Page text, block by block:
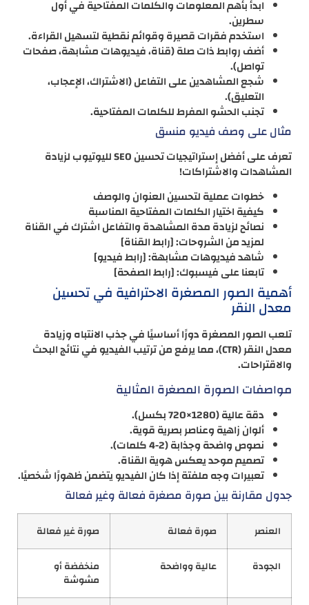
ابدأ بأهم المعلومات والكلمات المفتاحية في أول
سطرين.
استخدم فقرات قصيرة وقوائم نقطية لتسهيل القراءة.
أضف روابط ذات صلة (قناة، فيديوهات مشابهة، صفحات
تواصل).
شجع المشاهدين على التفاعل (الاشتراك، الإعجاب،
التعليق).
تجنب الحشو المفرط للكلمات المفتاحية.
مثال على وصف فيديو منسق
تعرف على أفضل إستراتيجيات تحسين SEO لليوتيوب لزيادة
المشاهدات والاشتراكات!
خطوات عملية لتحسين العنوان والوصف
كيفية اختيار الكلمات المفتاحية المناسبة
نصائح لزيادة مدة المشاهدة والتفاعل اشترك في القناة
لمزيد من الشروحات: [رابط القناة]
شاهد فيديوهات مشابهة: [رابط فيديو]
تابعنا على فيسبوك: [رابط الصفحة]
أهمية الصور المصغرة الاحترافية في تحسين
معدل النقر
تلعب الصور المصغرة دورًا أساسيًا في جذب الانتباه وزيادة
معدل النقر (CTR)، مما يرفع من ترتيب الفيديو في نتائج البحث
والاقتراحات.
مواصفات الصورة المصغرة المثالية
دقة عالية (1280×720 بكسل).
ألوان زاهية وعناصر بصرية قوية.
نصوص واضحة وجذابة (2-4 كلمات).
تصميم موحد يعكس هوية القناة.
تعبيرات وجه ملفتة إذا كان الفيديو يتضمن ظهورًا شخصيًا.
جدول مقارنة بين صورة مصغرة فعالة وغير فعالة
العنصر صورة فعالة صورة غير فعالة
الجودة عالية وواضحة
منخفضة أو
مشوشة